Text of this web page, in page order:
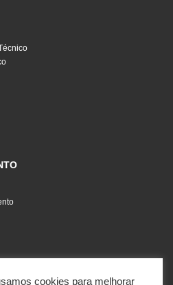
cookies para melhorar